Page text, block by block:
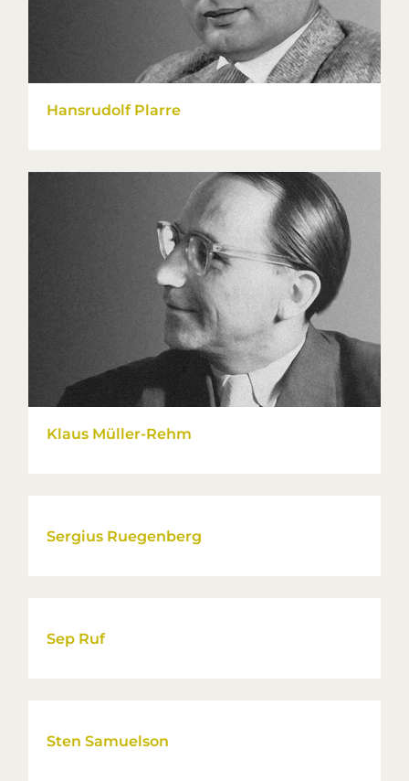
Hansrudolf Plarre
Klaus Müller-Rehm
Sergius Ruegenberg
Sep Ruf
Sten Samuelson